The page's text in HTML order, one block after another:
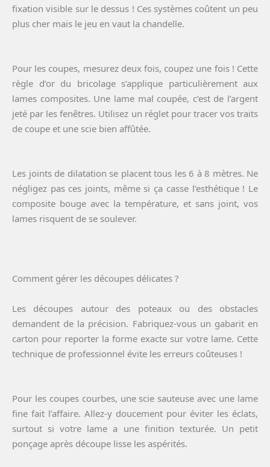
fixation visible sur le dessus ! Ces systèmes coûtent un peu
plus cher mais le jeu en vaut la chandelle.
Pour les coupes, mesurez deux fois, coupez une fois ! Cette
règle d’or du bricolage s’applique particulièrement aux
lames composites. Une lame mal coupée, c’est de l’argent
jeté par les fenêtres. Utilisez un réglet pour tracer vos traits
de coupe et une scie bien affûtée.
Les joints de dilatation se placent tous les 6 à 8 mètres. Ne
négligez pas ces joints, même si ça casse l’esthétique ! Le
composite bouge avec la température, et sans joint, vos
lames risquent de se soulever.
Comment gérer les découpes délicates ?
Les découpes autour des poteaux ou des obstacles
demandent de la précision. Fabriquez-vous un gabarit en
carton pour reporter la forme exacte sur votre lame. Cette
technique de professionnel évite les erreurs coûteuses !
Pour les coupes courbes, une scie sauteuse avec une lame
fine fait l’affaire. Allez-y doucement pour éviter les éclats,
surtout si votre lame a une finition texturée. Un petit
ponçage après découpe lisse les aspérités.